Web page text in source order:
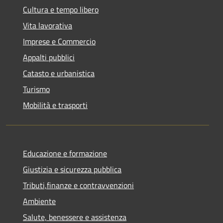
Cultura e tempo libero
Vita lavorativa
Imprese e Commercio
Appalti pubblici
Catasto e urbanistica
Turismo
Mobilità e trasporti
Educazione e formazione
Giustizia e sicurezza pubblica
Tributi,finanze e contravvenzioni
Ambiente
Salute, benessere e assistenza